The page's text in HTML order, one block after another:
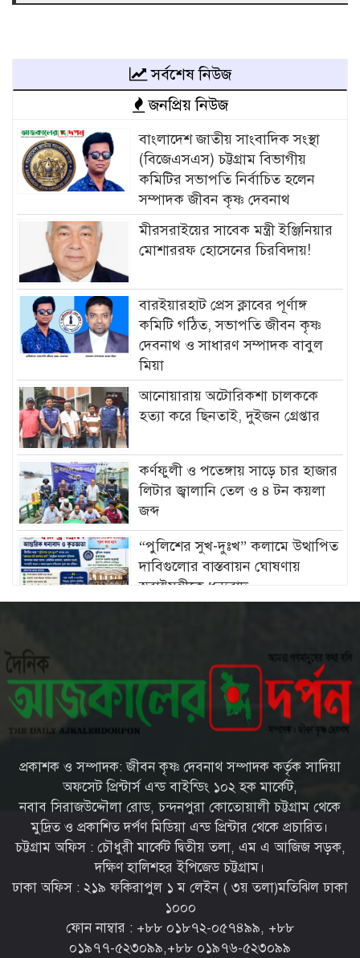
সর্বশেষ নিউজ
জনপ্রিয় নিউজ
বাংলাদেশ জাতীয় সাংবাদিক সংস্থা
(বিজেএসএস) চট্টগ্রাম বিভাগীয়
কমিটির সভাপতি নির্বাচিত হলেন
সম্পাদক জীবন কৃষ্ণ দেবনাথ
মীরসরাইয়ের সাবেক মন্ত্রী ইঞ্জিনিয়ার
মোশাররফ হোসেনের চিরবিদায়!
বারইয়ারহাট প্রেস ক্লাবের পূর্ণাঙ্গ
কমিটি গঠিত, সভাপতি জীবন কৃষ্ণ
দেবনাথ ও সাধারণ সম্পাদক বাবুল
মিয়া
আনোয়ারায় অটোরিকশা চালককে
হত্যা করে ছিনতাই, দুইজন গ্রেপ্তার
কর্ণফুলী ও পতেঙ্গায় সাড়ে চার হাজার
লিটার জ্বালানি তেল ও ৪ টন কয়লা
জব্দ
“পুলিশের সুখ-দুঃখ” কলামে উত্থাপিত
দাবিগুলোর বাস্তবায়ন ঘোষণায়
স্বরাষ্ট্রমন্ত্রীকে ধন্যবাদ
কন্যার বিবাহোত্তর অনুষ্ঠান সম্পন্ন
চট্টগ্রামের ইপিজেডে প্রকাশ্যে খোলা
বাজারে বিক্রি হচ্ছে মৃত দুর্গন্ধযুক্ত পচাঁ
মুরগি—প্রশাসনের নজরদারি জরুরী
চট্টগ্রামের মীরসরাইয়ে সড়ক দুর্ঘটনায়
দু’পা হারালো সাংবাদিক আবদুল
মান্নান রানা
সারা দেশে বৃক্ষরোপণ কর্মসূচি
জোরদারের নির্দেশ প্রধানমন্ত্রীর
প্রকাশক ও সম্পাদক: জীবন কৃষ্ণ দেবনাথ সম্পাদক কর্তৃক সাদিয়া
অফসেট প্রিন্টার্স এন্ড বাইন্ডিং ১০২ হক মার্কেট,
নবাব সিরাজউদ্দৌলা রোড, চন্দনপুরা কোতোয়ালী চট্টগ্রাম থেকে
মুদ্রিত ও প্রকাশিত দর্পণ মিডিয়া এন্ড প্রিন্টার থেকে প্রচারিত।
চট্টগ্রাম অফিস : চৌধুরী মার্কেট দ্বিতীয় তলা, এম এ আজিজ সড়ক,
দক্ষিণ হালিশহর ইপিজেড চট্টগ্রাম।
ঢাকা অফিস : ২১৯ ফকিরাপুল ১ ম লেইন ( ৩য় তলা)মতিঝিল ঢাকা
১০০০
ফোন নাম্বার : ‪+৮৮ ০১৮৭২-০৫৭৪৯৯‬, ‪+৮৮
০১৯৭৭-৫২৩০৯৯‬,‪+৮৮ ০১৯৭৬-৫২৩০৯৯‬